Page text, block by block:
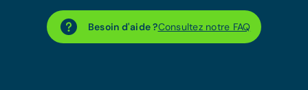
Besoin d'aide ?Consultez notre FAQ